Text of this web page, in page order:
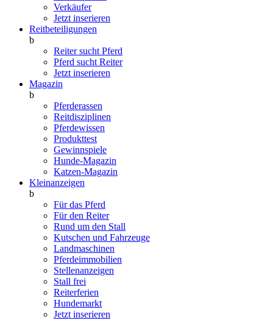
Verkäufer
Jetzt inserieren
Reitbeteiligungen
b
Reiter sucht Pferd
Pferd sucht Reiter
Jetzt inserieren
Magazin
b
Pferderassen
Reitdisziplinen
Pferdewissen
Produkttest
Gewinnspiele
Hunde-Magazin
Katzen-Magazin
Kleinanzeigen
b
Für das Pferd
Für den Reiter
Rund um den Stall
Kutschen und Fahrzeuge
Landmaschinen
Pferdeimmobilien
Stellenanzeigen
Stall frei
Reiterferien
Hundemarkt
Jetzt inserieren